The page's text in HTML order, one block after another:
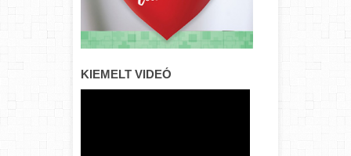
KIEMELT VIDEÓ